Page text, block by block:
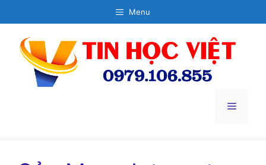
đến
dung
Menu
Menu